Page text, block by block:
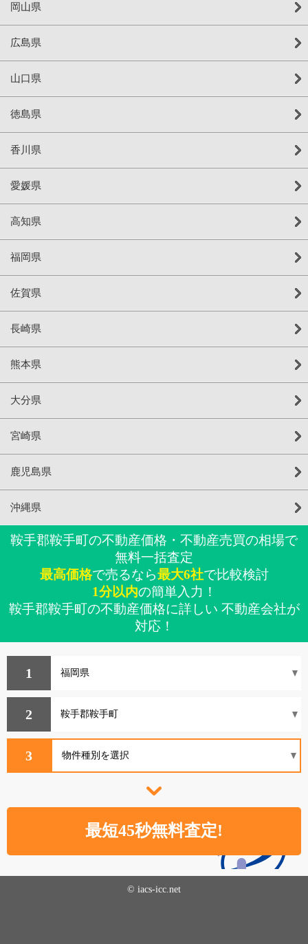
岡山県
広島県
山口県
徳島県
香川県
愛媛県
高知県
福岡県
佐賀県
長崎県
熊本県
大分県
宮崎県
鹿児島県
沖縄県
鞍手郡鞍手町の不動産価格・不動産売買の相場で
無料一括査定
最高価格で売るなら最大6社で比較検討
1分以内の簡単入力！
鞍手郡鞍手町の不動産価格に詳しい 不動産会社が
対応！
1
2
3
© iacs-icc.net